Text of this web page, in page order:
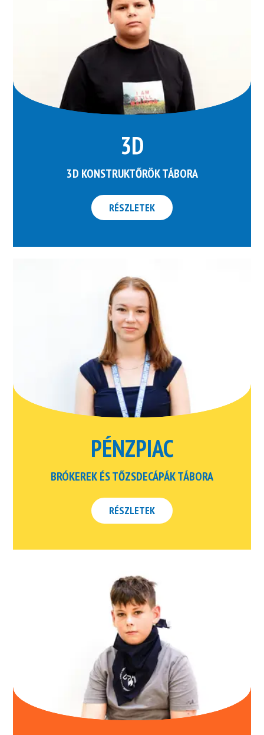
3D
3D KONSTRUKTŐRÖK TÁBORA
RÉSZLETEK
PÉNZPIAC
BRÓKEREK ÉS TŐZSDECÁPÁK TÁBORA
RÉSZLETEK